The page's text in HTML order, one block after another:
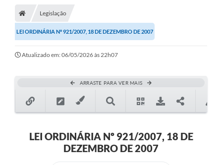
Legislação
LEI ORDINÁRIA Nº 921/2007, 18 DE DEZEMBRO DE 2007
Atualizado em: 06/05/2026 às 22h07
ARRASTE PARA VER MAIS
LEI ORDINÁRIA Nº 921/2007, 18 DE
DEZEMBRO DE 2007